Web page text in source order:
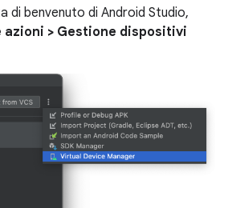
di benvenuto di Android Studio,
azioni > Gestione dispositivi